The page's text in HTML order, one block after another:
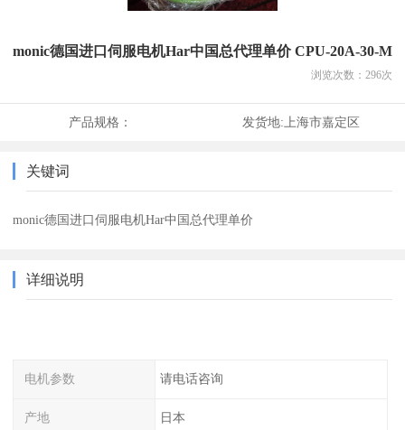
monic德国进口伺服电机Har中国总代理单价 CPU-20A-30-M
浏览次数： 296次
产品规格： 发货地: 上海市嘉定区
关键词
monic德国进口伺服电机Har中国总代理单价
详细说明
电机参数 请电话咨询
产地 日本